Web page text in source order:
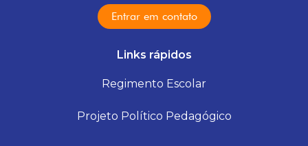
Entrar em contato
Links rápidos
Regimento Escolar
Projeto Político Pedagógico